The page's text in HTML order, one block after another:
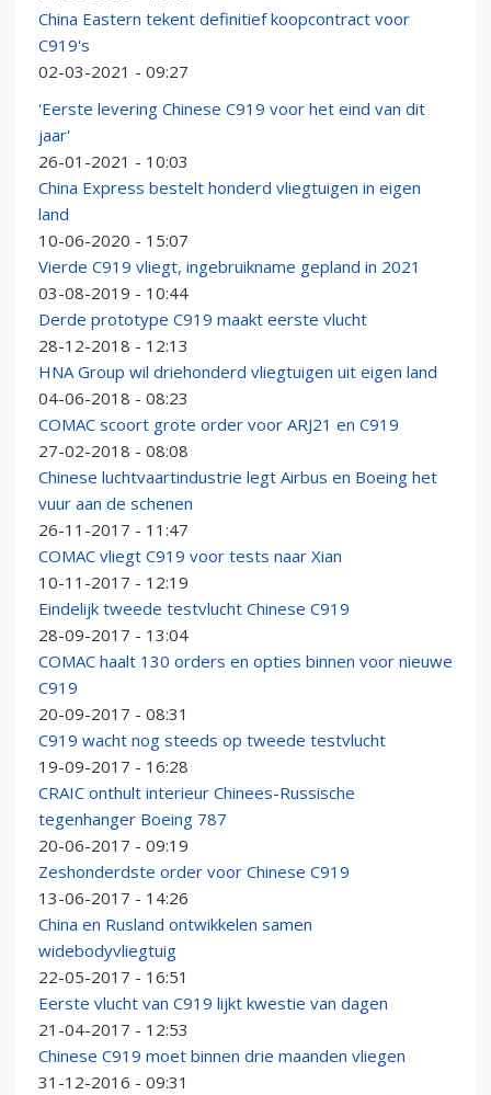
China Eastern tekent definitief koopcontract voor
C919's
02-03-2021 - 09:27
'Eerste levering Chinese C919 voor het eind van dit
jaar'
26-01-2021 - 10:03
China Express bestelt honderd vliegtuigen in eigen
land
10-06-2020 - 15:07
Vierde C919 vliegt, ingebruikname gepland in 2021
03-08-2019 - 10:44
Derde prototype C919 maakt eerste vlucht
28-12-2018 - 12:13
HNA Group wil driehonderd vliegtuigen uit eigen land
04-06-2018 - 08:23
COMAC scoort grote order voor ARJ21 en C919
27-02-2018 - 08:08
Chinese luchtvaartindustrie legt Airbus en Boeing het
vuur aan de schenen
26-11-2017 - 11:47
COMAC vliegt C919 voor tests naar Xian
10-11-2017 - 12:19
Eindelijk tweede testvlucht Chinese C919
28-09-2017 - 13:04
COMAC haalt 130 orders en opties binnen voor nieuwe
C919
20-09-2017 - 08:31
C919 wacht nog steeds op tweede testvlucht
19-09-2017 - 16:28
CRAIC onthult interieur Chinees-Russische
tegenhanger Boeing 787
20-06-2017 - 09:19
Zeshonderdste order voor Chinese C919
13-06-2017 - 14:26
China en Rusland ontwikkelen samen
widebodyvliegtuig
22-05-2017 - 16:51
Eerste vlucht van C919 lijkt kwestie van dagen
21-04-2017 - 12:53
Chinese C919 moet binnen drie maanden vliegen
31-12-2016 - 09:31